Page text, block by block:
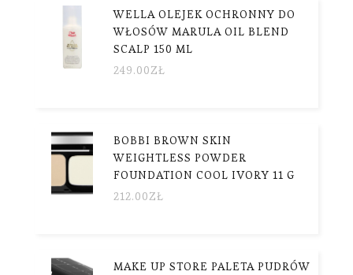
WELLA OLEJEK OCHRONNY DO
WŁOSÓW MARULA OIL BLEND
SCALP 150 ML
249.00ZŁ
BOBBI BROWN SKIN
WEIGHTLESS POWDER
FOUNDATION COOL IVORY 11 G
212.00ZŁ
MAKE UP STORE PALETA PUDRÓW